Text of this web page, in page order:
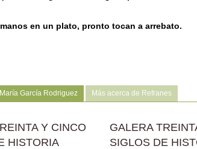
en un plato, pronto tocan a arrebato.
García Rodriguez Más acerca de Refranes
Y CINCO
HISTORIA
GALERA
SIGLOS DE